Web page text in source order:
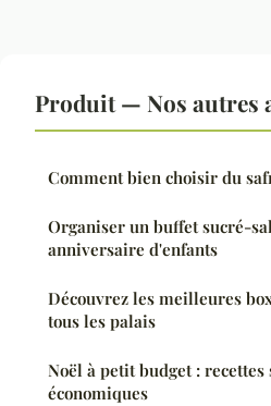
Produit — Nos autres
Comment bien choisir du
Organiser un buffet sucré-
anniversaire d'enfants
Découvrez les meilleures
tous les palais
Noël à petit budget : recettes
économiques